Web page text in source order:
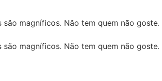
são magníficos. Não tem quem não
são magníficos. Não tem quem não